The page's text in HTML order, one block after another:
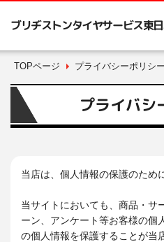
ブリヂストンタイヤサービス東
TOPページ プライバシーポリシー
プライバシ
当店は、個人情報の保護のため
当サイトにおいても、商品・サ
ーン、アンケート等お客様の個
の個人情報を保護することが当